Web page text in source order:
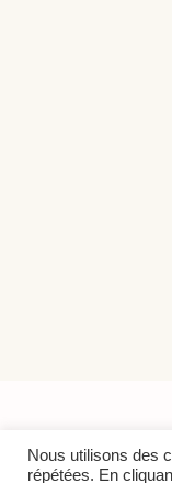
Nous utilisons des
répétées. En